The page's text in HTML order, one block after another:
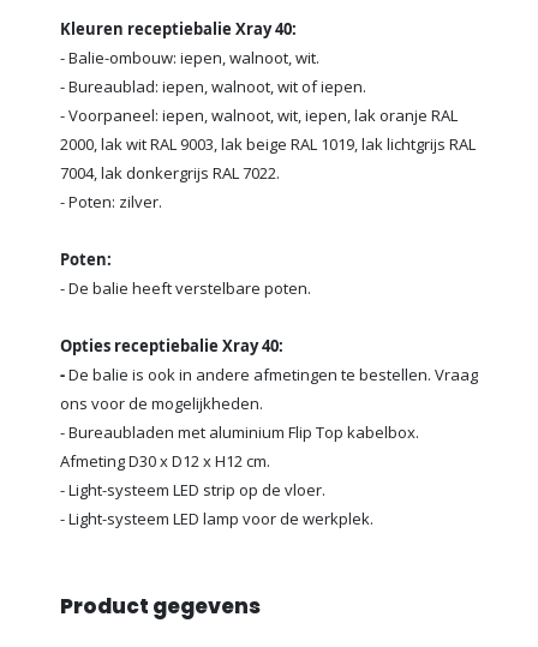
Kleuren receptiebalie Xray 40:
- Balie-ombouw: iepen, walnoot, wit.
- Bureaublad: iepen, walnoot, wit of iepen.
- Voorpaneel: iepen, walnoot, wit, iepen, lak oranje RAL
2000, lak wit RAL 9003, lak beige RAL 1019, lak lichtgrijs RAL
7004, lak donkergrijs RAL 7022.
- Poten: zilver.
Poten:
- De balie heeft verstelbare poten.
Opties receptiebalie Xray 40:
-De balie is ook in andere afmetingen te bestellen. Vraag
ons voor de mogelijkheden.
- Bureaubladen met aluminium Flip Top kabelbox.
Afmeting D30 x D12 x H12 cm.
- Light-systeem LED strip op de vloer.
- Light-systeem LED lamp voor de werkplek.
Product gegevens